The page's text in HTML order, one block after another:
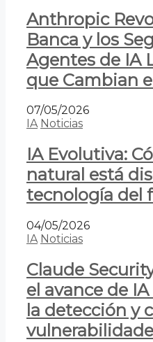
Anthropic
Banca y los
Agentes de IA
que Cambian
07/05/2026
IA Noticias
IA Evolutiva:
natural está
tecnología del
04/05/2026
IA Noticias
Claude
el avance de
la detección y